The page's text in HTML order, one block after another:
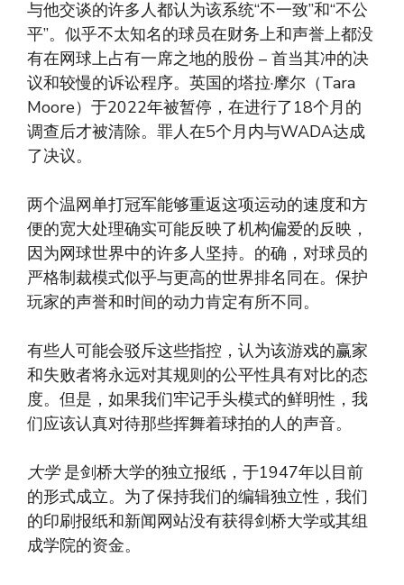
与他交谈的许多人都认为该系统“不一致”和“不公
平”。似乎不太知名的球员在财务上和声誉上都没
有在网球上占有一席之地的股份 – 首当其冲的决
议和较慢的诉讼程序。英国的塔拉·摩尔（Tara
Moore）于2022年被暂停，在进行了18个月的
调查后才被清除。罪人在5个月内与WADA达成
了决议。
两个温网单打冠军能够重返这项运动的速度和方
便的宽大处理确实可能反映了机构偏爱的反映，
因为网球世界中的许多人坚持。的确，对球员的
严格制裁模式似乎与更高的世界排名同在。保护
玩家的声誉和时间的动力肯定有所不同。
有些人可能会驳斥这些指控，认为该游戏的赢家
和失败者将永远对其规则的公平性具有对比的态
度。但是，如果我们牢记手头模式的鲜明性，我
们应该认真对待那些挥舞着球拍的人的声音。
大学是剑桥大学的独立报纸，于1947年以目前
的形式成立。为了保持我们的编辑独立性，我们
的印刷报纸和新闻网站没有获得剑桥大学或其组
成学院的资金。